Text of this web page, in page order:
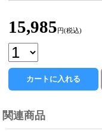
15,985 円(税込)
関連商品